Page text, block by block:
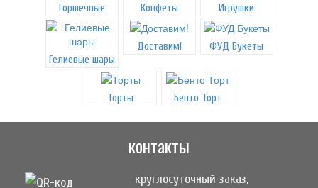
Горшечные Конфеты Игрушки
Гелиевые шары
Доставим! ФУД Букеты
Торты Бенто Торт
контакты
круглосуточный заказ,